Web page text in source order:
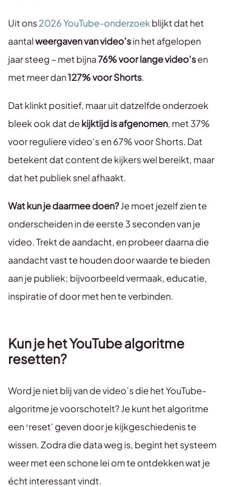
Uit ons2026 YouTube-onderzoek blijkt dat het
aantalweergaven van video’sin het afgelopen
jaar steeg – met bijna76% voor lange video’sen
met meer dan127% voor Shorts.
Dat klinkt positief, maar uit datzelfde onderzoek
bleek ook dat de kijktijd is afgenomen, met 37%
voor reguliere video’s en 67% voor Shorts. Dat
betekent dat content de kijkers wel bereikt, maar
dat het publiek snel afhaakt.
Wat kun je daarmee doen?Je moet jezelf zien te
onderscheiden in de eerste 3 seconden van je
video. Trekt de aandacht, en probeer daarna die
aandacht vast te houden door waarde te bieden
aan je publiek; bijvoorbeeld vermaak, educatie,
inspiratie of door met hen te verbinden.
Kun je het YouTube algoritme
resetten?
Word je niet blij van de video’s die het YouTube-
algoritme je voorschotelt? Je kunt het algoritme
een ‘reset’ geven door je kijkgeschiedenis te
wissen. Zodra die data weg is, begint het systeem
weer met een schone lei om te ontdekken wat je
écht interessant vindt.